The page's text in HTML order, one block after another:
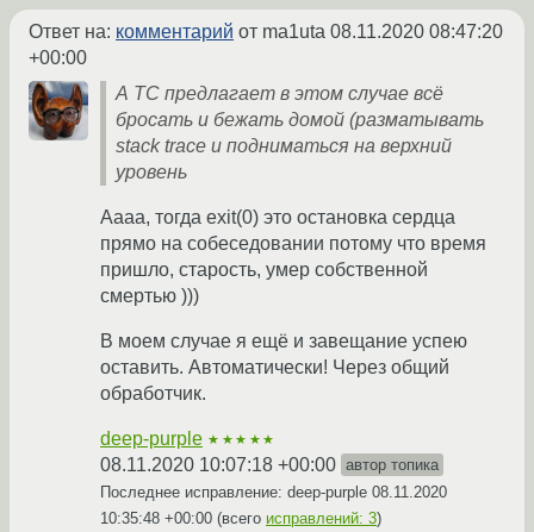
Ответ на: комментарий от ma1uta 08.11.2020 08:47:20
+00:00
А ТС предлагает в этом случае всё
бросать и бежать домой (разматывать
stack trace и подниматься на верхний
уровень
Аааа, тогда exit(0) это остановка сердца
прямо на собеседовании потому что время
пришло, старость, умер собственной
смертью )))
В моем случае я ещё и завещание успею
оставить. Автоматически! Через общий
обработчик.
deep-purple ★★★★★
08.11.2020 10:07:18 +00:00 автор топика
Последнее исправление: deep-purple 08.11.2020
10:35:48 +00:00 (всего исправлений: 3)